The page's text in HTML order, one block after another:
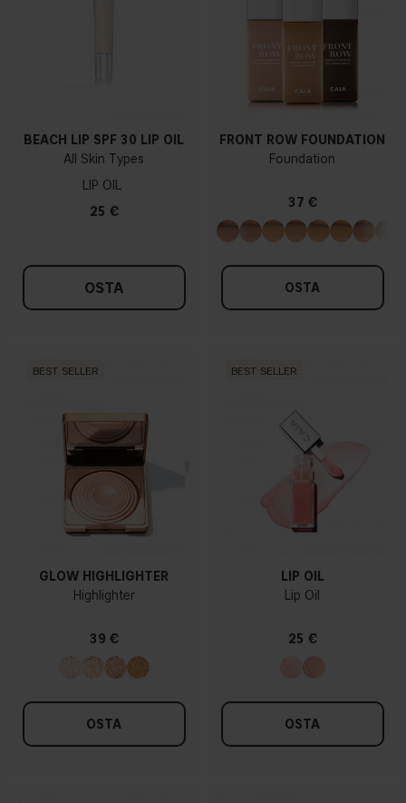
BEACH LIP SPF 30 LIP OIL
All Skin Types
LIP OIL
25 €
OSTA
FRONT ROW FOUNDATION
Foundation
37 €
OSTA
BEST SELLER
GLOW HIGHLIGHTER
Highlighter
39 €
OSTA
BEST SELLER
LIP OIL
Lip Oil
25 €
OSTA